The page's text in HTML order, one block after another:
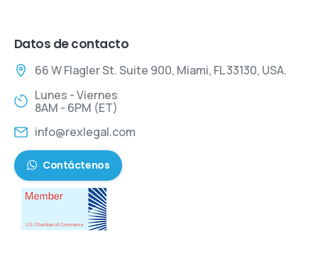
Datos de contacto
66 W Flagler St. Suite 900, Miami, FL 33130, USA.
Lunes - Viernes
8AM - 6PM (ET)
info@rexlegal.com
Contáctenos